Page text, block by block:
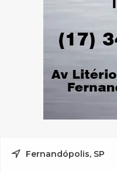
Fernandópolis, SP